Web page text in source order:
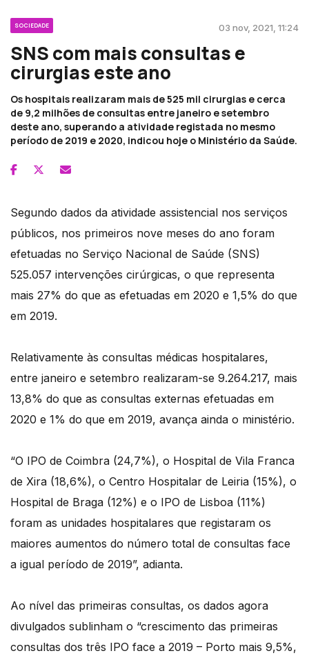
SOCIEDADE 03 nov, 2021, 11:24
SNS com mais consultas e
cirurgias este ano
Os hospitais realizaram mais de 525 mil cirurgias e cerca
de 9,2 milhões de consultas entre janeiro e setembro
deste ano, superando a atividade registada no mesmo
período de 2019 e 2020, indicou hoje o Ministério da Saúde.
Segundo dados da atividade assistencial nos serviços
públicos, nos primeiros nove meses do ano foram
efetuadas no Serviço Nacional de Saúde (SNS)
525.057 intervenções cirúrgicas, o que representa
mais 27% do que as efetuadas em 2020 e 1,5% do que
em 2019.
Relativamente às consultas médicas hospitalares,
entre janeiro e setembro realizaram-se 9.264.217, mais
13,8% do que as consultas externas efetuadas em
2020 e 1% do que em 2019, avança ainda o ministério.
“O IPO de Coimbra (24,7%), o Hospital de Vila Franca
de Xira (18,6%), o Centro Hospitalar de Leiria (15%), o
Hospital de Braga (12%) e o IPO de Lisboa (11%)
foram as unidades hospitalares que registaram os
maiores aumentos do número total de consultas face
a igual período de 2019”, adianta.
Ao nível das primeiras consultas, os dados agora
divulgados sublinham o “crescimento das primeiras
consultas dos três IPO face a 2019 – Porto mais 9,5%,